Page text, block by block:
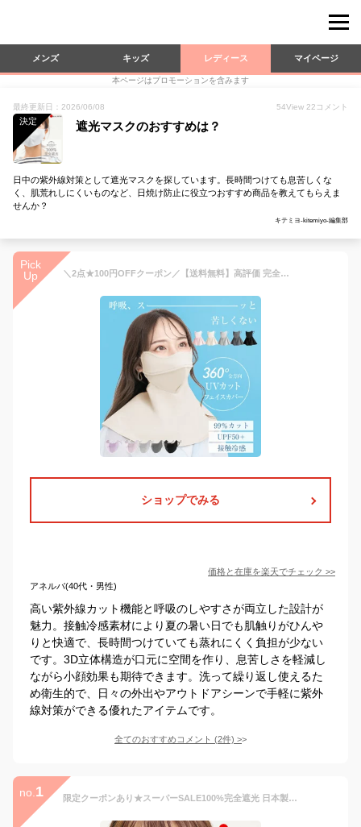
メンズ キッズ レディース マイページ
本ページはプロモーションを含みます
最終更新日：2026/06/08 54View 22 コメント
決定 遮光マスクのおすすめは？
日中の紫外線対策として遮光マスクを探しています。長時間つけても息苦しくな
く、肌荒れしにくいものなど、日焼け防止に役立つおすすめ商品を教えてもらえま
せんか？
キテミヨ-kitemiyo-編集部
Pick
Up
＼2点★100円OFFクーポン／【送料無料】高評価 完全遮光100％ 夏 日焼け マスク 接触冷感マスク 日焼け防止マスク UPF50+ 紫外線 目元 目尻保護 UVカット 3D MASK 小顔効果 保湿 ヒアルロン酸配合 美白 ひんやり 水洗い レディース フリーサイズ ナイトマスク 就寝用マスク
ショップでみる
価格と在庫を楽天でチェック >>
アネルバ(40代・男性)
高い紫外線カット機能と呼吸のしやすさが両立した設計が
魅力。接触冷感素材により夏の暑い日でも肌触りがひんや
りと快適で、長時間つけていても蒸れにくく負担が少ない
です。3D立体構造が口元に空間を作り、息苦しさを軽減し
ながら小顔効果も期待できます。洗って繰り返し使えるた
め衛生的で、日々の外出やアウトドアシーンで手軽に紫外
線対策ができる優れたアイテムです。
全てのおすすめコメント (2件) >
no. 1 限定クーポンあり★スーパーSALE100%完全遮光 日本製 立体型 フェイスマスク 抗菌 防臭 吸汗速乾 全3色 洗える UVマスク 紫外線予防マスク 秋冬 春夏 遮光マスク 日焼け防止 uvカットマスク 花粉対策 紫外線対策 国産 ビシェリ bicherie ブランド